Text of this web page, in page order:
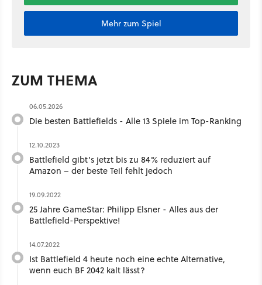
Mehr zum Spiel
ZUM THEMA
06.05.2026
Die besten Battlefields - Alle 13 Spiele im Top-Ranking
12.10.2023
Battlefield gibt’s jetzt bis zu 84% reduziert auf
Amazon – der beste Teil fehlt jedoch
19.09.2022
25 Jahre GameStar: Philipp Elsner - Alles aus der
Battlefield-Perspektive!
14.07.2022
Ist Battlefield 4 heute noch eine echte Alternative,
wenn euch BF 2042 kalt lässt?